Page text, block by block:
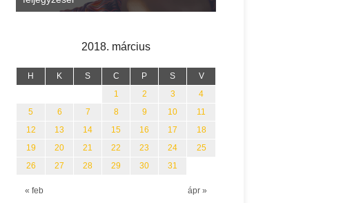
2018. március
H K S C P S V
« feb ápr »
1 2 3
4
5
6 7 8 9 10
11
12
13 14 15 16 17
18
19
20 21 22 23 24
25
26
27 28 29 30 31